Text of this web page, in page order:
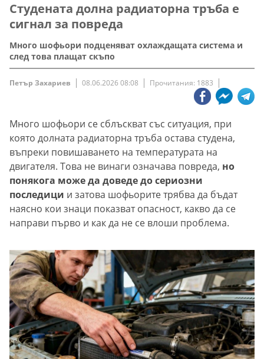
Студената долна радиаторна тръба е
сигнал за повреда
Много шофьори подценяват охлаждащата система и
след това плащат скъпо
Петър Захариев 08.06.2026 08:08 Прочитания: 1883
Много шофьори се сблъскват със ситуация, при
която долната радиаторна тръба остава студена,
въпреки повишаването на температурата на
двигателя. Това не винаги означава повреда, но
понякога може да доведе до сериозни
последици и затова шофьорите трябва да бъдат
наясно кои знаци показват опасност, какво да се
направи първо и как да не се влоши проблема.